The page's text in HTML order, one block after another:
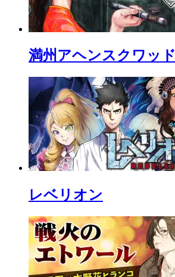
満州アヘンスクワッド
レベリオン